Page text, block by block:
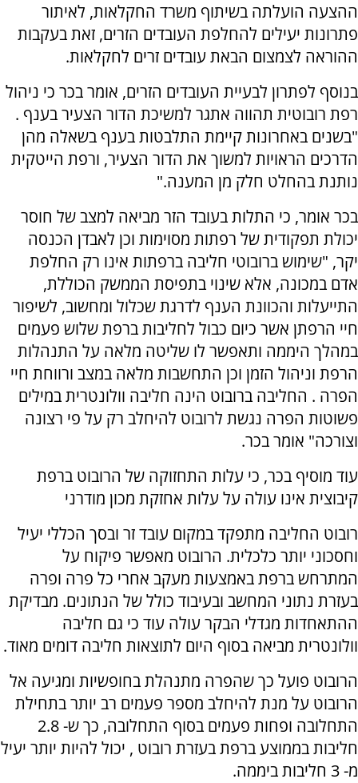
ההצעה הועלתה בשיתוף משרד החקלאות, לאיתור
פתרונות יעילים להחלפת העובדים הזרים, זאת בעקבות
ההוראה לצמצום הבאת עובדים זרים לחקלאות.
בנוסף לפתרון לבעיית העובדים הזרים, אומר בכר כי ניהול
רפת רובוטית תהווה אתגר למשיכת הדור הצעיר בענף .
"בשנים באחרונות קיימת התלבטות בענף בשאלה מהן
הדרכים הראויות למשוך את הדור הצעיר, ורפת הייטקית
נותנת בהחלט חלק מן המענה."
בכר אומר, כי התלות בעובד הזר מביאה למצב של חוסר
יכולת תפקודית של רפתות מסוימות וכן לאבדן הכנסה
יקר, "שימוש ברובוטי חליבה ברפתות אינו רק החלפת
אדם במכונה, אלא שינוי בתפיסת הממשק הכוללת,
התייעלות והכוונת הענף לדרגת שכלול ומחשוב, לשיפור
חיי הרפתן אשר כיום כבול לחליבות ברפת שלוש פעמים
במהלך היממה ותאפשר לו שליטה מלאה על התנהלות
הרפת וניהול הזמן וכן התחשבות מלאה במצב ורווחת חיי
הפרה . החליבה ברובוט הינה חליבה וולונטרית במילים
פשוטות הפרה נגשת לרובוט להיחלב רק על פי רצונה
וצורכה" אומר בכר.
עוד מוסיף בכר, כי עלות התחזוקה של הרובוט ברפת
קיבוצית אינו עולה על עלות אחזקת מכון מודרני
רובוט החליבה מתפקד במקום עובד זר ובסך הכללי יעיל
וחסכוני יותר כלכלית. הרובוט מאפשר פיקוח על
המתרחש ברפת באמצעות מעקב אחרי כל פרה ופרה
בעזרת נתוני המחשב ובעיבוד כולל של הנתונים. מבדיקת
ההתאחדות מגדלי הבקר עולה עוד כי גם חליבה
וולונטרית מביאה בסוף היום לתוצאות חליבה דומים מאוד.
הרובוט פועל כך שהפרה מתנהלת בחופשיות ומגיעה אל
הרובוט על מנת להיחלב מספר פעמים רב יותר בתחילת
התחלובה ופחות פעמים בסוף התחלובה, כך ש- 2.8
חליבות בממוצע ברפת בעזרת רובוט , יכול להיות יותר יעיל
מ- 3 חליבות ביממה.